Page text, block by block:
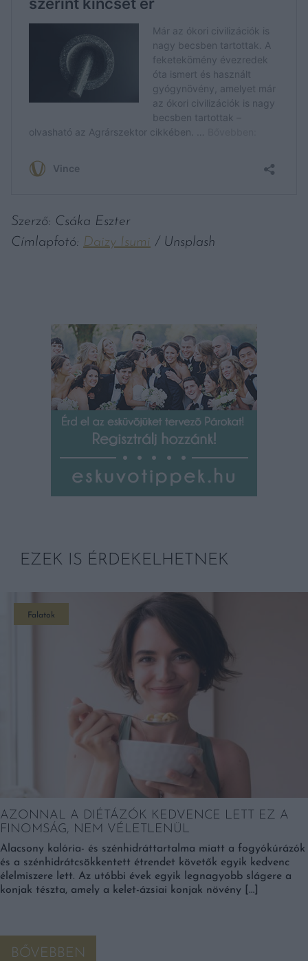
Szerző: Csáka Eszter
Címlapfotó: Daizy Isumi / Unsplash
EZEK IS ÉRDEKELHETNEK
Falatok
AZONNAL A DIÉTÁZÓK KEDVENCE LETT EZ A
FINOMSÁG, NEM VÉLETLENÜL
Alacsony kalória- és szénhidráttartalma miatt a fogyókúrázók
és a szénhidrátcsökkentett étrendet követők egyik kedvenc
élelmiszere lett. Az utóbbi évek egyik legnagyobb slágere a
konjak tészta, amely a kelet-ázsiai konjak növény […]
BŐVEBBEN